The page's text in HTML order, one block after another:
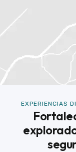
EXPERIENCIAS